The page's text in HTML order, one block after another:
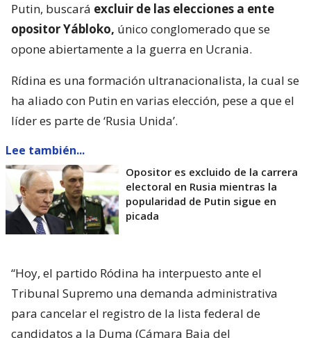
Putin, buscará excluir de las elecciones a ente
opositor Yábloko, único conglomerado que se
opone abiertamente a la guerra en Ucrania.
Rídina es una formación ultranacionalista, la cual se
ha aliado con Putin en varias elección, pese a que el
líder es parte de ‘Rusia Unida’.
Lee también...
Opositor es excluido de la carrera
electoral en Rusia mientras la
popularidad de Putin sigue en
picada
“Hoy, el partido Ródina ha interpuesto ante el
Tribunal Supremo una demanda administrativa
para cancelar el registro de la lista federal de
candidatos a la Duma (Cámara Baja del